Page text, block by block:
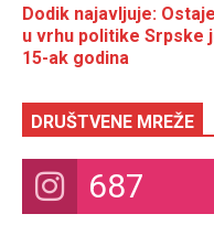
Dodik najavljuje:
u vrhu politike Srpske
15-ak godina
DRUŠTVENE MREŽE
687